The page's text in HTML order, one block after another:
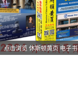
点击浏览 休斯顿黄页 电子书